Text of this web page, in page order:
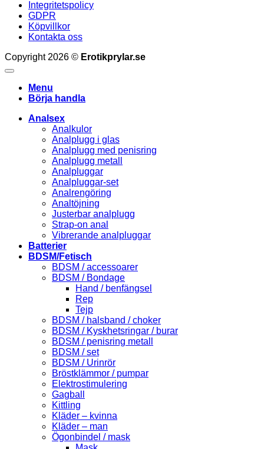
Integritetspolicy
GDPR
Köpvillkor
Kontakta oss
Copyright 2026 © Erotikprylar.se
Menu
Börja handla
Analsex
Analkulor
Analplugg i glas
Analplugg med penisring
Analplugg metall
Analpluggar
Analpluggar-set
Analrengöring
Analtöjning
Justerbar analplugg
Strap-on anal
Vibrerande analpluggar
Batterier
BDSM/Fetisch
BDSM / accessoarer
BDSM / Bondage
Hand / benfängsel
Rep
Tejp
BDSM / halsband / choker
BDSM / Kyskhetsringar / burar
BDSM / penisring metall
BDSM / set
BDSM / Urinrör
Bröstklämmor / pumpar
Elektrostimulering
Gagball
Kittling
Kläder – kvinna
Kläder – man
Ögonbindel / mask